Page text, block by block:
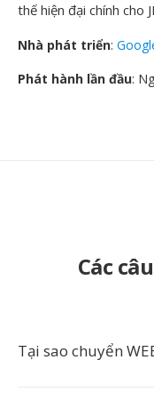
thế hiện đại chính cho
Nhà phát triển:
Phát hành lần đầu:
Các
Tại sao chuyển